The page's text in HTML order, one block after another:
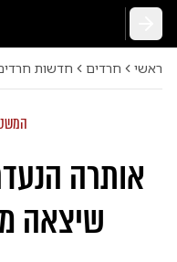
ראשי חרדים חדשות
אותרה
שיצאה